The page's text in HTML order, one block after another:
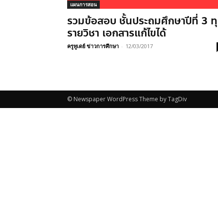
แผนการสอน
รวมข้อสอบ ชั้นประถมศึกษาปีที่ 3
รายวิชา เอกสารแก้ไขได้
ครูทูเดย์ ข่าวการศึกษา - 12/03/2017
© Newspaper WordPress Theme by TagDiv